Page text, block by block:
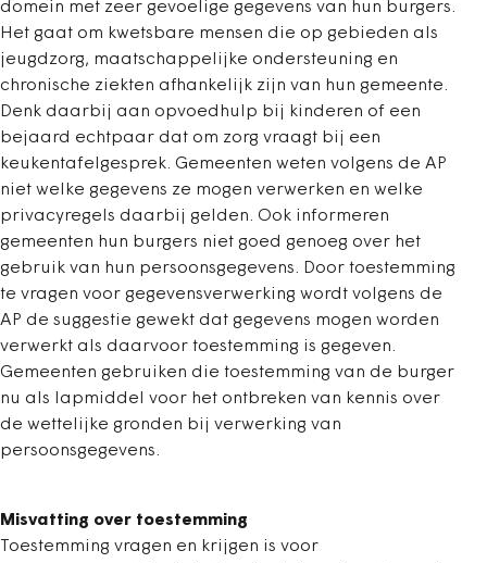
domein met zeer gevoelige gegevens van hun burgers.
Het gaat om kwetsbare mensen die op gebieden als
jeugdzorg, maatschappelijke ondersteuning en
chronische ziekten afhankelijk zijn van hun gemeente.
Denk daarbij aan opvoedhulp bij kinderen of een
bejaard echtpaar dat om zorg vraagt bij een
keukentafelgesprek. Gemeenten weten volgens de AP
niet welke gegevens ze mogen verwerken en welke
privacyregels daarbij gelden. Ook informeren
gemeenten hun burgers niet goed genoeg over het
gebruik van hun persoonsgegevens. Door toestemming
te vragen voor gegevensverwerking wordt volgens de
AP de suggestie gewekt dat gegevens mogen worden
verwerkt als daarvoor toestemming is gegeven.
Gemeenten gebruiken die toestemming van de burger
nu als lapmiddel voor het ontbreken van kennis over
de wettelijke gronden bij verwerking van
persoonsgegevens.
Misvatting over toestemming
Toestemming vragen en krijgen is voor